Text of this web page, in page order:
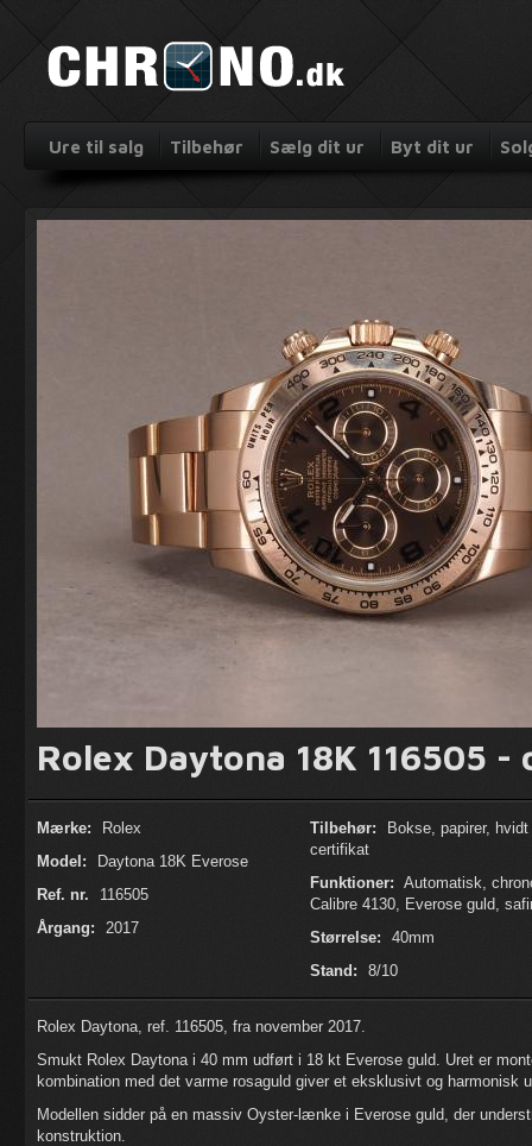
Ure til salg Tilbehør Sælg dit ur Byt dit ur
Rolex Daytona 18K 116505 -
Mærke:
Rolex
Model:
Daytona 18K Everose
Ref. nr.
116505
Årgang:
2017
Tilbehør:
Bokse, papirer,
certifikat
Funktioner: Automatisk,
Calibre 4130, Everose guld,
Størrelse:
40mm
Stand:
8/10
Rolex Daytona, ref. 116505, fra november 2017.
Smukt Rolex Daytona i 40 mm udført i 18 kt Everose guld. Uret er
kombination med det varme rosaguld giver et eksklusivt og harmonisk
Modellen sidder på en massiv Oyster-lænke i Everose guld, der
konstruktion.